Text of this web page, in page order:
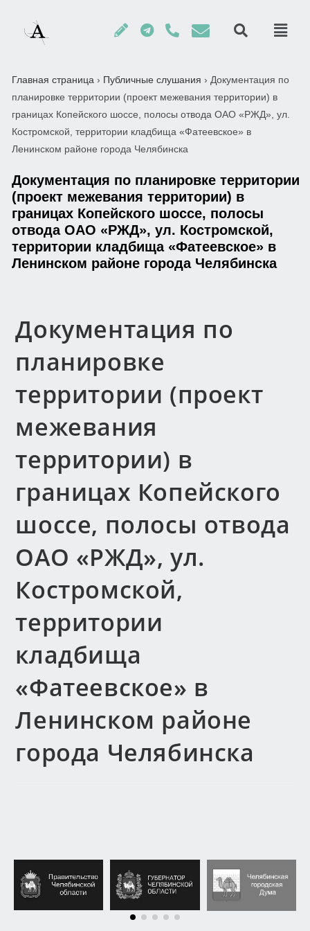
Главная страница › Публичные слушания › Документация по
планировке территории (проект межевания территории) в
границах Копейского шоссе, полосы отвода ОАО «РЖД», ул.
Костромской, территории кладбища «Фатеевское» в
Ленинском районе города Челябинска
Документация по планировке территории
(проект межевания территории) в
границах Копейского шоссе, полосы
отвода ОАО «РЖД», ул. Костромской,
территории кладбища «Фатеевское» в
Ленинском районе города Челябинска
Документация по
планировке
территории (проект
межевания
территории) в
границах Копейского
шоссе, полосы отвода
ОАО «РЖД», ул.
Костромской,
территории
кладбища
«Фатеевское» в
Ленинском районе
города Челябинска